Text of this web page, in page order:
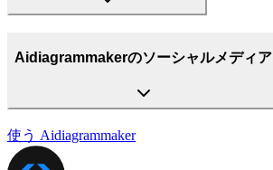
Aidiagrammakerのソーシャルメディア
使う Aidiagrammaker